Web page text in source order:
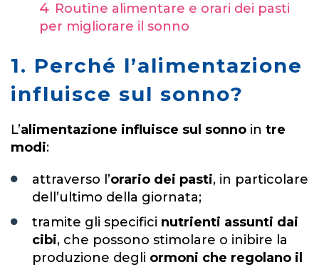
Routine alimentare e orari dei pasti
per migliorare il sonno
1. Perché l’alimentazione
influisce sul sonno?
L’alimentazione influisce sul sonno in tre
modi:
attraverso l’orario dei pasti, in particolare
dell’ultimo della giornata;
tramite gli specifici nutrienti assunti dai
cibi, che possono stimolare o inibire la
produzione degli ormoni che regolano il